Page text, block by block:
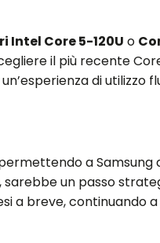
Intel Core 5-120U o
il più recente
di utilizzo
a
, sarebbe un passo
a breve, continuando